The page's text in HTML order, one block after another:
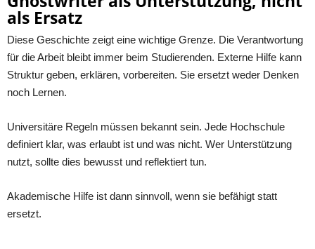
als Ersatz
Diese Geschichte zeigt eine wichtige Grenze. Die Verantwortung
für die Arbeit bleibt immer beim Studierenden. Externe Hilfe kann
Struktur geben, erklären, vorbereiten. Sie ersetzt weder Denken
noch Lernen.
Universitäre Regeln müssen bekannt sein. Jede Hochschule
definiert klar, was erlaubt ist und was nicht. Wer Unterstützung
nutzt, sollte dies bewusst und reflektiert tun.
Akademische Hilfe ist dann sinnvoll, wenn sie befähigt statt
ersetzt.